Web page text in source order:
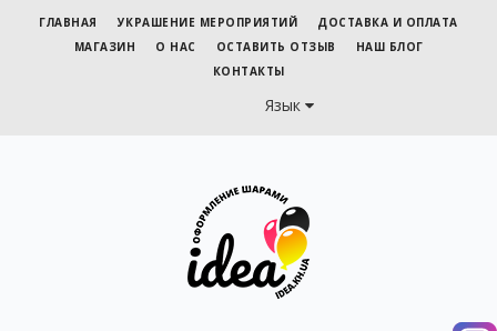
ГЛАВНАЯ УКРАШЕНИЕ МЕРОПРИЯТИЙ
ДОСТАВКА И ОПЛАТА
МАГАЗИН
О НАС ОСТАВИТЬ ОТЗЫВ
НАШ БЛОГ
КОНТАКТЫ
Язык